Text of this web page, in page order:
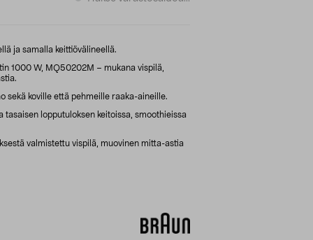
ja samalla keittiövälineellä.
1000 W, MQ50202M – mukana vispilä,
sekä koville että pehmeille raaka-aineille.
tasaisen lopputuloksen keitoissa, smoothieissa
valmistettu vispilä, muovinen mitta-astia